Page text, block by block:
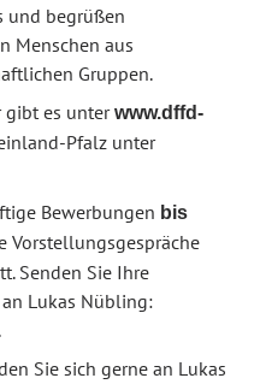
und begrüßen
Menschen aus
Gruppen.
gibt es unterwww.dffd-
Pfalz unter
Bewerbungen bis
Vorstellungsgespräche
Senden Sie Ihre
Lukas Nübling:
.
Sie sich gerne an Lukas